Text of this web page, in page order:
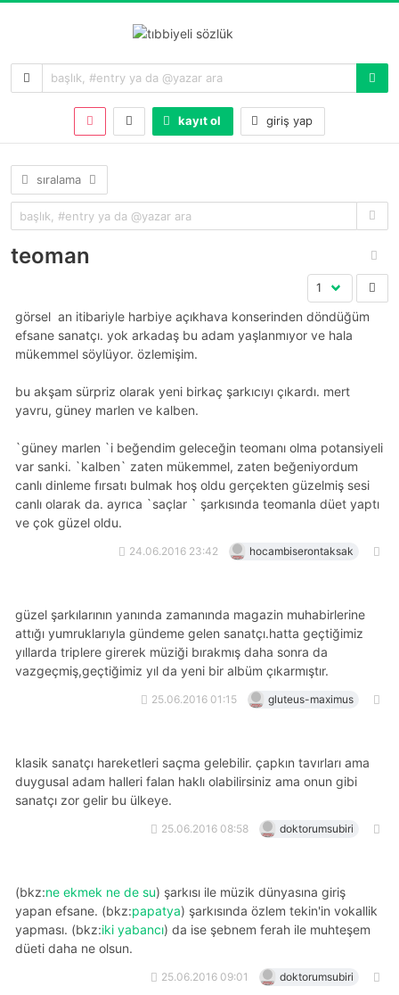
kayıt ol giriş yap
sıralama
teoman
görsel an itibariyle harbiye açıkhava konserinden döndüğüm
efsane sanatçı. yok arkadaş bu adam yaşlanmıyor ve hala
mükemmel söylüyor. özlemişim.
bu akşam sürpriz olarak yeni birkaç şarkıcıyı çıkardı. mert
yavru, güney marlen ve kalben.
`güney marlen `i beğendim geleceğin teomanı olma potansiyeli
var sanki. `kalben` zaten mükemmel, zaten beğeniyordum
canlı dinleme fırsatı bulmak hoş oldu gerçekten güzelmiş sesi
canlı olarak da. ayrıca `saçlar ` şarkısında teomanla düet yaptı
ve çok güzel oldu.
24.06.2016 23:42 hocambiserontaksak
güzel şarkılarının yanında zamanında magazin muhabirlerine
attığı yumruklarıyla gündeme gelen sanatçı.hatta geçtiğimiz
yıllarda triplere girerek müziği bırakmış daha sonra da
vazgeçmiş,geçtiğimiz yıl da yeni bir albüm çıkarmıştır.
25.06.2016 01:15 gluteus-maximus
klasik sanatçı hareketleri saçma gelebilir. çapkın tavırları ama
duygusal adam halleri falan haklı olabilirsiniz ama onun gibi
sanatçı zor gelir bu ülkeye.
25.06.2016 08:58 doktorumsubiri
(bkz:ne ekmek ne de su) şarkısı ile müzik dünyasına giriş
yapan efsane. (bkz:papatya) şarkısında özlem tekin'in vokallik
yapması. (bkz:iki yabancı) da ise şebnem ferah ile muhteşem
düeti daha ne olsun.
25.06.2016 09:01 doktorumsubiri